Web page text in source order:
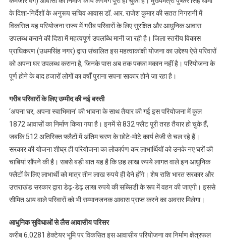
के दिशा-निर्देशों के अनुरूप सचिव आवास डॉ. आर. राजेश कुमार की सतत निगरानी में
विकसित यह परियोजना राज्य में गरीब परिवारों के लिए सुरक्षित और आधुनिक आवास
उपलब्ध कराने की दिशा में महत्वपूर्ण उपलब्धि मानी जा रही है। जिला स्तरीय विकास
प्राधिकरण (उधमसिंह नगर) द्वारा संचालित इस महत्वाकांक्षी योजना का उद्देश्य ऐसे परिवारों
को अपना घर उपलब्ध कराना है, जिनके पास अब तक पक्का मकान नहीं है। परियोजना के
पूर्ण होने के बाद हजारों लोगों का वर्षों पुराना सपना साकार होने जा रहा है।
गरीब परिवारों के लिए उम्मीद की नई बस्ती
‘अपना घर, अपना स्वाभिमान’ की भावना के साथ तैयार की गई इस परियोजना में कुल
1872 आवासों का निर्माण किया गया है। इनमें से 832 फ्लैट पूरी तरह तैयार हो चुके हैं,
जबकि 512 अतिरिक्त फ्लैटों में अंतिम चरण के छोटे-मोटे कार्य तेजी से चल रहे हैं।
सरकार की योजना शीघ्र ही परियोजना का लोकार्पण कर लाभार्थियों को उनके नए घरों की
चाबियां सौंपने की है। सबसे बड़ी बात यह है कि छह लाख रुपये लागत वाले इन आधुनिक
फ्लैटों के लिए लाभार्थी को मात्र तीन लाख रुपये ही देने होंगे। शेष राशि भारत सरकार और
उत्तराखंड सरकार द्वारा डेढ़-डेढ़ लाख रुपये की सब्सिडी के रूप में वहन की जाएगी। इससे
सीमित आय वाले परिवारों को भी सम्मानजनक आवास प्राप्त करने का अवसर मिलेगा।
आधुनिक सुविधाओं से लैस आवासीय परिसर
करीब 6.0281 हेक्टेयर भूमि पर विकसित इस आवासीय परियोजना का निर्माण क्षेत्रफल